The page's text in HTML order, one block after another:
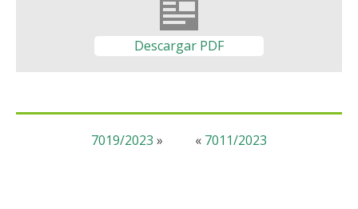
Descargar PDF
« 7011/2023
7019/2023 »